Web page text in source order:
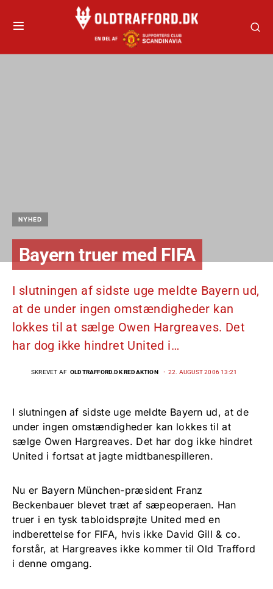
NYHED
Bayern truer med FIFA
I slutningen af sidste uge meldte Bayern ud,
at de under ingen omstændigheder kan
lokkes til at sælge Owen Hargreaves. Det
har dog ikke hindret United i…
SKREVET AF OLDTRAFFORD.DK REDAKTION 22. AUGUST 2006 13:21
I slutningen af sidste uge meldte Bayern ud, at de
under ingen omstændigheder kan lokkes til at
sælge Owen Hargreaves. Det har dog ikke hindret
United i fortsat at jagte midtbanespilleren.
Nu er Bayern München-præsident Franz
Beckenbauer blevet træt af sæpeoperaen. Han
truer i en tysk tabloidsprøjte United med en
indberettelse for FIFA, hvis ikke David Gill & co.
forstår, at Hargreaves ikke kommer til Old Trafford
i denne omgang.